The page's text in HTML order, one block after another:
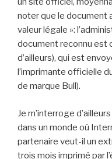
noter que le document
valeur légale »:
document reconnu est
d’ailleurs), qui est
l’imprimante officielle
de marque Bull).
Je m’interroge
dans un monde où
partenaire veut-il un
trois mois imprimé par